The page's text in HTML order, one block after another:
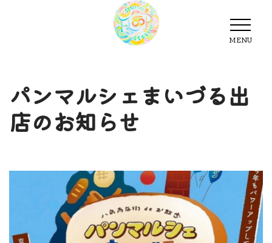
MENU
MENU
パンマルシェまいづる出
店のお知らせ